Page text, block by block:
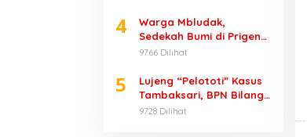
4
Warga Mbludak,
Sedekah Bumi di Prigen
Renggut 1 Nyawa
9766 Dilihat
5
Lujeng “Pelototi” Kasus
Tambaksari, BPN Bilang
Ketua PPL-nya Adalah
9728 Dilihat